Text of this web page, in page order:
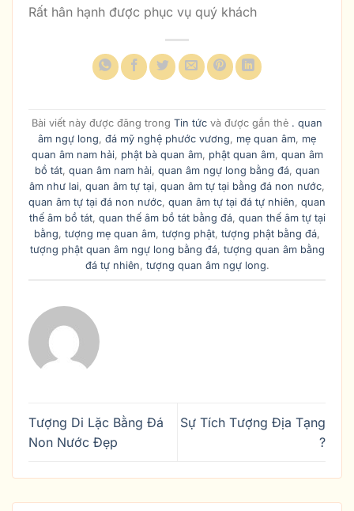
Rất hân hạnh được phục vụ quý khách
Bài viết này được đăng trong Tin tức và được gắn thẻ . quan
âm ngự long, đá mỹ nghệ phước vương, mẹ quan âm, mẹ
quan âm nam hải, phật bà quan âm, phật quan âm, quan âm
bồ tát, quan âm nam hải, quan âm ngự long bằng đá, quan
âm như lai, quan âm tự tại, quan âm tự tại bằng đá non nước,
quan âm tự tại đá non nước, quan âm tự tại đá tự nhiên, quan
thế âm bồ tát, quan thế âm bồ tát bằng đá, quan thế âm tự tại
bằng, tượng mẹ quan âm, tượng phật, tượng phật bằng đá,
tượng phật quan âm ngự long bằng đá, tượng quan âm bằng
đá tự nhiên, tượng quan âm ngự long.
Tượng Di Lặc Bằng Đá
Non Nước Đẹp
Sự Tích Tượng Địa Tạng
?